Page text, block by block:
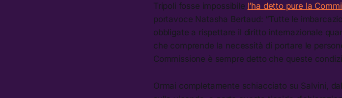
Tripoli fosse impossibile l’ha detto pure la
portavoce Natasha Bertaud: “Tutte le
obbligate a rispettare il diritto internazionale
che comprende la necessità di portare le
Commissione è sempre detto che queste
Ormai completamente schiacciato su Salvini,